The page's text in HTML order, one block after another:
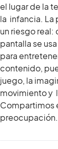
el lugar de la
la infancia. La
un riesgo real:
pantalla se
para
contenido,
juego, la
movimiento y
Compartimos